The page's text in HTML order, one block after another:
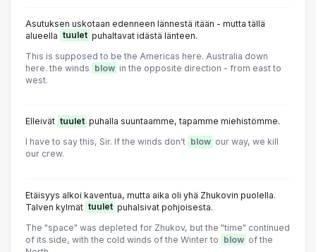
Asutuksen uskotaan edenneen lännestä itään - mutta tällä
alueella tuulet puhaltavat idästä länteen.
This is supposed to be the Americas here. Australia down
here. the winds blow in the opposite direction - from east to
west.
Elleivät tuulet puhalla suuntaamme, tapamme miehistömme.
I have to say this, Sir. If the winds don't blow our way, we kill
our crew.
Etäisyys alkoi kaventua, mutta aika oli yhä Zhukovin puolella.
Talven kylmät tuulet puhalsivat pohjoisesta.
The "space" was depleted for Zhukov, but the "time" continued
of its side, with the cold winds of the Winter to blow of the